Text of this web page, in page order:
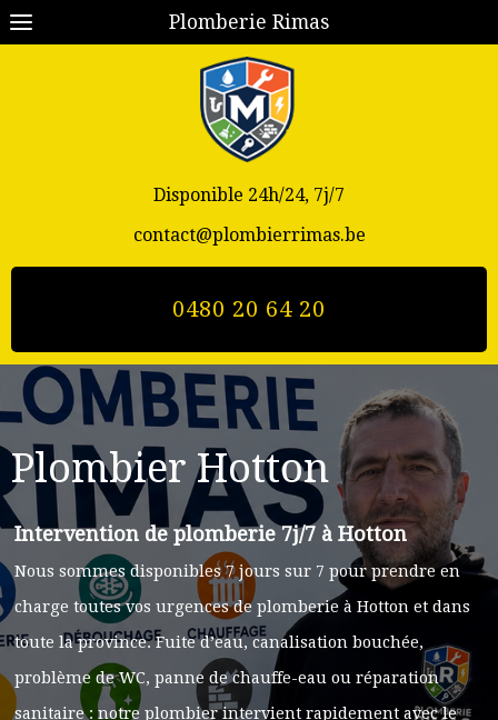
Plomberie Rimas
Disponible 24h/24, 7j/7
contact@plombierrimas.be
0480 20 64 20
Plombier Hotton
Intervention de plomberie 7j/7 à Hotton
Nous sommes disponibles 7 jours sur 7 pour prendre en
charge toutes vos urgences de plomberie à Hotton et dans
toute la province. Fuite d’eau, canalisation bouchée,
problème de WC, panne de chauffe-eau ou réparation
sanitaire : notre plombier intervient rapidement avec le